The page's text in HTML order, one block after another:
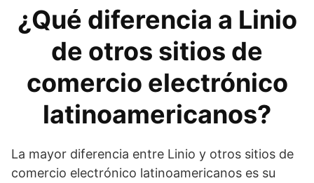
¿Qué diferencia a Linio
de otros sitios de
comercio electrónico
latinoamericanos?
La mayor diferencia entre Linio y otros sitios de
comercio electrónico latinoamericanos es su